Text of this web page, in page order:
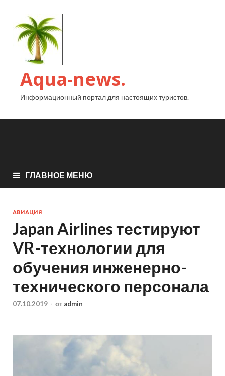
Aqua-news.
Информационный портал для настоящих туристов.
ГЛАВНОЕ МЕНЮ
АВИАЦИЯ
Japan Airlines тестируют
VR-технологии для
обучения инженерно-
технического персонала
07.10.2019 - от admin